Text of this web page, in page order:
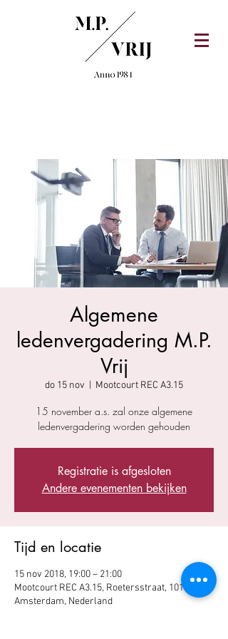
Algemene
ledenvergadering M.P.
Vrij
do 15 nov Mootcourt REC A3.15
15 november a.s. zal onze algemene
ledenvergadering worden gehouden
Registratie is afgesloten
Andere evenementen bekijken
Tijd en locatie
15 nov 2018, 19:00 – 21:00
Mootcourt REC A3.15, Roetersstraat, 1018 WV
Amsterdam, Nederland